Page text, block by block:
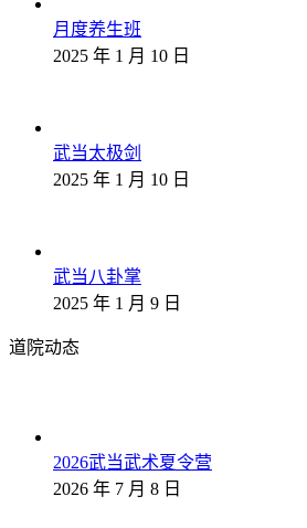
月度养生班
2025 年 1 月 10 日
武当太极剑
2025 年 1 月 10 日
武当八卦掌
2025 年 1 月 9 日
道院动态
2026武当武术夏令营
2026 年 7 月 8 日